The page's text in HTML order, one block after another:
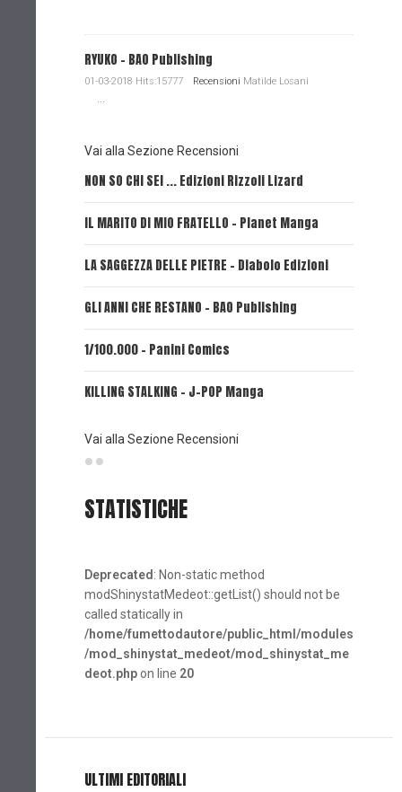
RYUKO - BAO Publishing
01-03-2018 Hits:15777 Recensioni Matilde Losani
...
Vai alla Sezione Recensioni
NON SO CHI SEI ... Edizioni Rizzoli Lizard
IL MARITO DI MIO FRATELLO - Planet Manga
LA SAGGEZZA DELLE PIETRE - Diabolo Edizioni
GLI ANNI CHE RESTANO - BAO Publishing
1/100.000 - Panini Comics
KILLING STALKING - J-POP Manga
Vai alla Sezione Recensioni
STATISTICHE
Deprecated : Non-static method
modShinystatMedeot::getList() should not be
called statically in
/home/fumettodautore/public_html/modules
/mod_shinystat_medeot/mod_shinystat_me
deot.phpon line 20
ULTIMI EDITORIALI